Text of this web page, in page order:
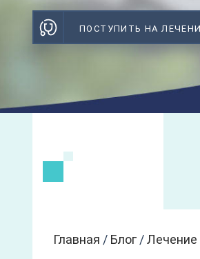
ПОСТУПИТЬ НА
Главная / Блог /Лечение